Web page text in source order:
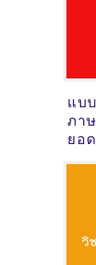
แบ
ภา
ยอ